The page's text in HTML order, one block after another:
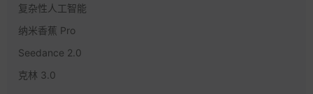
复杂性人工智能
纳米香蕉 Pro
Seedance 2.0
克林 3.0